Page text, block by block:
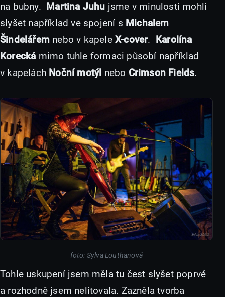
na bubny. Martina Juhu jsme v minulosti mohli
slyšet například ve spojení s Michalem
Šindelářem nebo v kapele X-cover. Karolína
Koreckámimo tuhle formaci působí například
v kapelách Noční motýl nebo Crimson Fields.
foto: Sylva Louthanová
Tohle uskupení jsem měla tu čest slyšet poprvé
a rozhodně jsem nelitovala. Zazněla tvorba